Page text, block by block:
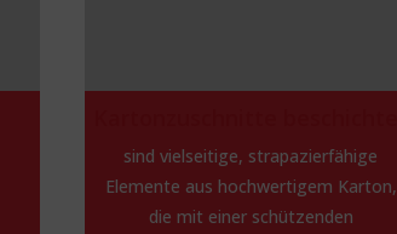
sind vielseitige, strapazierfähige
Elemente aus hochwertigem Karton,
die mit einer schützenden